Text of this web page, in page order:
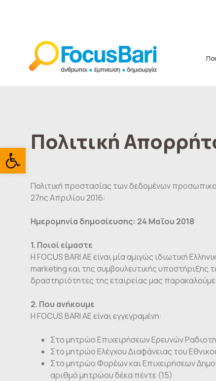
Ανοίξτε τη γραμμή
Πολιτική
Πολιτική προστασίας των δεδομένων
27ης Απριλίου 2016:
Ημερομηνία δημοσίευσης: 24 Μαΐου 2018
1. Ποιοί είμαστε
Η FOCUS BARI AE είναι μία αμιγώς ιδιωτική
marketing και της συμβουλευτικής υποστήριξης
δραστηριότητες της εταιρείας μας
2. Που ανήκουμε
Η FOCUS BARI AE είναι εγγεγραμένη:
Στο μητρώο Επιχειρήσεων Ερευνών
Στο μητρώο Ελέγχου Διαφάνειας του
Στο μητρώο Φορέων και Επιχειρήσεων
αριθμό μητρώου δέκα πέντε (15)